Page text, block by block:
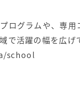
ログラムや、専
で活躍の幅を広げ
school